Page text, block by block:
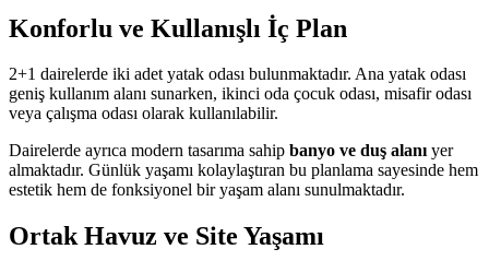
Konforlu ve Kullanışlı İç Plan
2+1 dairelerde iki adet yatak odası bulunmaktadır. Ana yatak odası
geniş kullanım alanı sunarken, ikinci oda çocuk odası, misafir odası
veya çalışma odası olarak kullanılabilir.
Dairelerde ayrıca modern tasarıma sahip banyo ve duş alanıyer
almaktadır. Günlük yaşamı kolaylaştıran bu planlama sayesinde hem
estetik hem de fonksiyonel bir yaşam alanı sunulmaktadır.
Ortak Havuz ve Site Yaşamı